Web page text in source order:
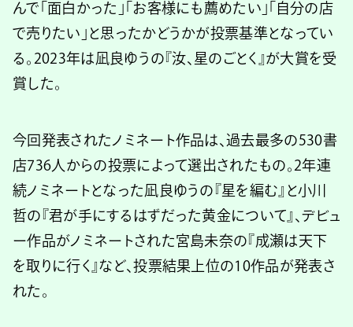
んで「面白かった」「お客様にも薦めたい」「自分の店
で売りたい」と思ったかどうかが投票基準となってい
る。2023年は凪良ゆうの『汝、星のごとく』が大賞を受
賞した。
今回発表されたノミネート作品は、過去最多の530書
店736人からの投票によって選出されたもの。2年連
続ノミネートとなった凪良ゆうの『星を編む』と小川
哲の『君が手にするはずだった黄金について』、デビュ
ー作品がノミネートされた宮島未奈の『成瀬は天下
を取りに行く』など、投票結果上位の10作品が発表さ
れた。